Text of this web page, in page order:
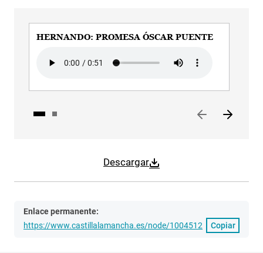
Descargar
HERNANDO: PROMESA ÓSCAR PUENTE
Enlace permanente:
https://www.castillalamancha.es/node/1004512
Copiar